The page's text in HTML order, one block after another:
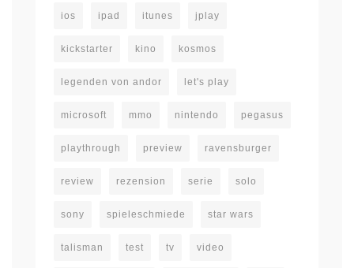
ios ipad itunes jplay
kickstarter kino kosmos
legenden von andor let's play
microsoft mmo nintendo pegasus
playthrough preview ravensburger
review rezension serie solo
sony spieleschmiede star wars
talisman test tv video